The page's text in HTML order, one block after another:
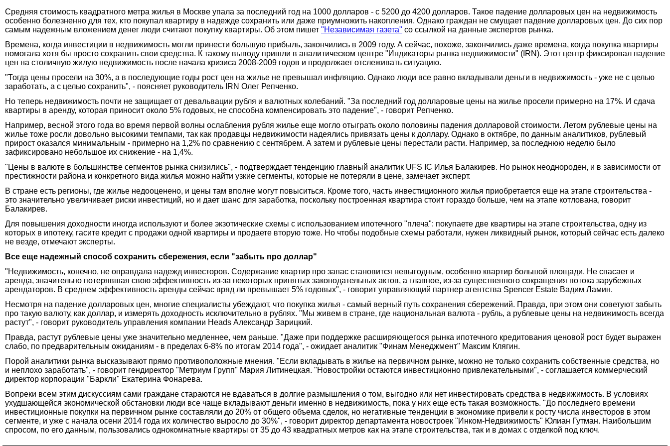
Средняя стоимость квадратного метра жилья в Москве упала за последний год на 1000 долларов - с 5200 до 4200 долларов. Такое падение долларовых цен на недвижимость
особенно болезненно для тех, кто покупал квартиру в надежде сохранить или даже приумножить накопления. Однако граждан не смущает падение долларовых цен. До сих пор
самым надежным вложением денег люди считают покупку квартиры. Об этом пишет "Независимая газета" со ссылкой на данные экспертов рынка.
Времена, когда инвестиции в недвижимость могли принести большую прибыль, закончились в 2009 году. А сейчас, похоже, закончились даже времена, когда покупка квартиры
помогала хотя бы просто сохранить свои средства. К такому выводу пришли в аналитическом центре "Индикаторы рынка недвижимости" (IRN). Этот центр фиксировал падение
цен на столичную жилую недвижимость после начала кризиса 2008-2009 годов и продолжает отслеживать ситуацию.
"Тогда цены просели на 30%, а в последующие годы рост цен на жилье не превышал инфляцию. Однако люди все равно вкладывали деньги в недвижимость - уже не с целью
заработать, а с целью сохранить", - поясняет руководитель IRN Олег Репченко.
Но теперь недвижимость почти не защищает от девальвации рубля и валютных колебаний. "За последний год долларовые цены на жилье просели примерно на 17%. И сдача
квартиры в аренду, которая приносит около 5% годовых, не способна компенсировать это падение", - говорит Репченко.
Например, весной этого года во время первой волны ослабления рубля жилье еще могло отыграть около половины падения долларовой стоимости. Летом рублевые цены на
жилье тоже росли довольно высокими темпами, так как продавцы недвижимости надеялись привязать цены к доллару. Однако в октябре, по данным аналитиков, рублевый
прирост оказался минимальным - примерно на 1,2% по сравнению с сентябрем. А затем и рублевые цены перестали расти. Например, за последнюю неделю было
зафиксировано небольшое их снижение - на 1,4%.
"Цены в валюте в большинстве сегментов рынка снизились", - подтверждает тенденцию главный аналитик UFS IC Илья Балакирев. Но рынок неоднороден, и в зависимости от
престижности района и конкретного вида жилья можно найти узкие сегменты, которые не потеряли в цене, замечает эксперт.
В стране есть регионы, где жилье недооценено, и цены там вполне могут повыситься. Кроме того, часть инвестиционного жилья приобретается еще на этапе строительства -
это значительно увеличивает риски инвестиций, но и дает шанс для заработка, поскольку построенная квартира стоит гораздо больше, чем на этапе котлована, говорит
Балакирев.
Для повышения доходности иногда используют и более экзотические схемы с использованием ипотечного "плеча": покупаете две квартиры на этапе строительства, одну из
которых в ипотеку, гасите кредит с продажи одной квартиры и продаете вторую тоже. Но чтобы подобные схемы работали, нужен ликвидный рынок, который сейчас есть далеко
не везде, отмечают эксперты.
Все еще надежный способ сохранить сбережения, если "забыть про доллар"
"Недвижимость, конечно, не оправдала надежд инвесторов. Содержание квартир про запас становится невыгодным, особенно квартир большой площади. Не спасает и
аренда, значительно потерявшая свою эффективность из-за некоторых принятых законодательных актов, а главное, из-за существенного сокращения потока зарубежных
арендаторов. В среднем эффективность аренды сейчас вряд ли превышает 5% годовых", - говорит управляющий партнер агентства Spencer Estate Вадим Ламин.
Несмотря на падение долларовых цен, многие специалисты убеждают, что покупка жилья - самый верный путь сохранения сбережений. Правда, при этом они советуют забыть
про такую валюту, как доллар, и измерять доходность исключительно в рублях. "Мы живем в стране, где национальная валюта - рубль, а рублевые цены на недвижимость всегда
растут", - говорит руководитель управления компании Heads Александр Зарицкий.
Правда, растут рублевые цены уже значительно медленнее, чем раньше. "Даже при поддержке расширяющегося рынка ипотечного кредитования ценовой рост будет выражен
слабо, по предварительным ожиданиям - в пределах 6-8% по итогам 2014 года", - ожидает аналитик "Финам Менеджмент" Максим Клягин.
Порой аналитики рынка высказывают прямо противоположные мнения. "Если вкладывать в жилье на первичном рынке, можно не только сохранить собственные средства, но
и неплохо заработать", - говорит гендиректор "Метриум Групп" Мария Литинецкая. "Новостройки остаются инвестиционно привлекательными", - соглашается коммерческий
директор корпорации "Баркли" Екатерина Фонарева.
Вопреки всем этим дискуссиям сами граждане стараются не вдаваться в долгие размышления о том, выгодно или нет инвестировать средства в недвижимость. В условиях
ухудшающейся экономической обстановки люди все чаще вкладывают деньги именно в недвижимость, пока у них еще есть такая возможность. "До последнего времени
инвестиционные покупки на первичном рынке составляли до 20% от общего объема сделок, но негативные тенденции в экономике привели к росту числа инвесторов в этом
сегменте, и уже с начала осени 2014 года их количество выросло до 30%", - говорит директор департамента новостроек "Инком-Недвижимость" Юлиан Гутман. Наибольшим
спросом, по его данным, пользовались однокомнатные квартиры от 35 до 43 квадратных метров как на этапе строительства, так и в домах с отделкой под ключ.